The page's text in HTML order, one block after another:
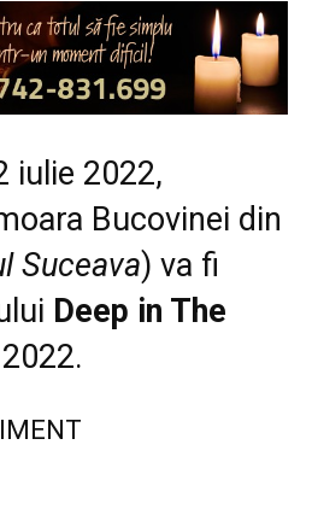
iulie 2022,
Bucovinei din
Suceava) va fi
Deep in The